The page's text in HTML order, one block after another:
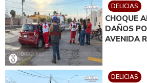
DELICIAS
CHOQUE
DAÑOS
AVENIDA
DELICIAS